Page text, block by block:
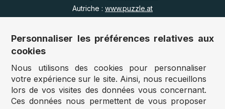
Autriche : www.puzzle.at
Royaume Uni :
www.jigsawpuzzle.co.uk
Accès revendeurs / détaillants
Vous avez un magasin ?
Vous souhaitez accéder à nos prix revendeurs ?
Personnaliser les préférences relatives aux
cookies
Nous utilisons des cookies pour personnaliser
votre expérience sur le site. Ainsi, nous recueillons
lors de vos visites des données vous concernant.
Ces données nous permettent de vous proposer